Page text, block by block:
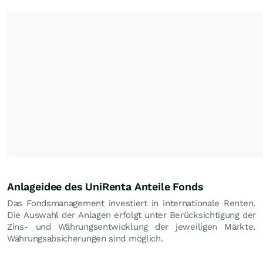
Anlageidee des UniRenta Anteile Fonds
Das Fondsmanagement investiert in internationale Renten.
Die Auswahl der Anlagen erfolgt unter Berücksichtigung der
Zins- und Währungsentwicklung der jeweiligen Märkte.
Währungsabsicherungen sind möglich.